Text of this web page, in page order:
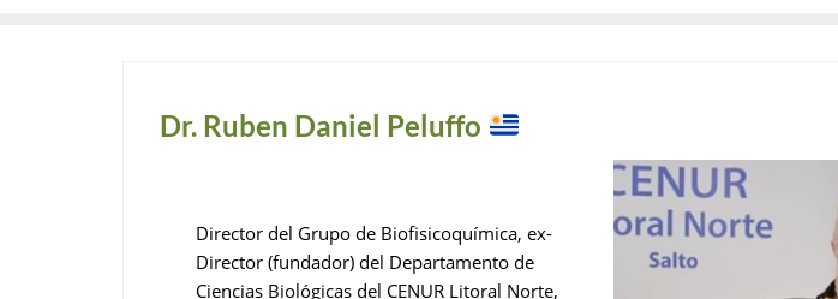
Dr. Ruben Daniel Peluffo
Director del Grupo de Biofisicoquímica, ex-
Director (fundador) del Departamento de
Ciencias Biológicas del CENUR Litoral Norte,